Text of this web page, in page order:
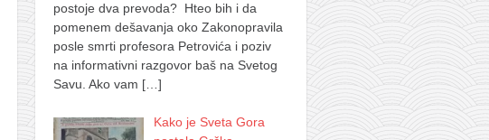
postoje dva prevoda? Hteo bih i da
pomenem dešavanja oko Zakonopravila
posle smrti profesora Petrovića i poziv
na informativni razgovor baš na Svetog
Savu. Ako vam […]
Kako je Sveta Gora